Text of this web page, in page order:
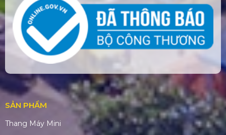
SẢN PHẨM
Thang Máy Mini